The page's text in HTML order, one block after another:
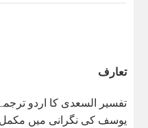
تعارف
تفسیر السعدی کا اردو
یوسف کی نگرانی میں